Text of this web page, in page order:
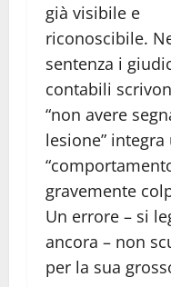
già visibile e
riconoscibile.
sentenza i
contabili
“non avere
lesione” integra
gravemente
Un errore – si
ancora – non
per la sua